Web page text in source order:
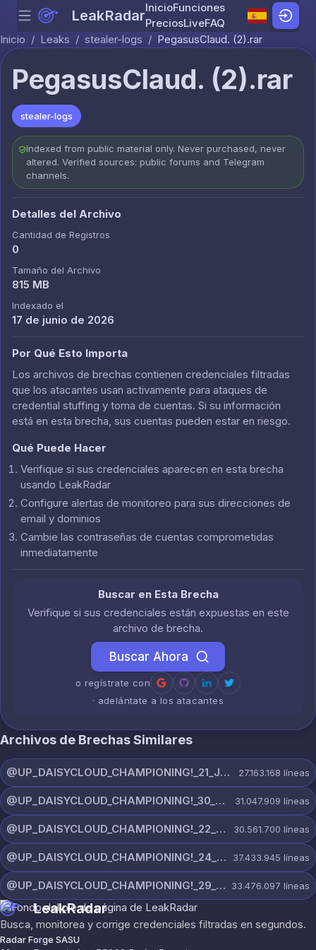
Skip to content
Menu LeakRadarInicioFunciones
PreciosLiveFAQ
Inicio / Leaks / stealer-logs / PegasusClaud. (2).rar
PegasusClaud. (2).rar
stealer-logs
Indexed from public material only. Never purchased, never
altered. Verified sources: public forums and Telegram
channels.
Detalles del Archivo
Cantidad de Registros
0
Tamaño del Archivo
815 MB
Indexado el
17 de junio de 2026
Por Qué Esto Importa
Los archivos de brechas contienen credenciales filtradas
que los atacantes usan activamente para ataques de
credential stuffing y toma de cuentas. Si su información
está en esta brecha, sus cuentas pueden estar en riesgo.
Qué Puede Hacer
Verifique si sus credenciales aparecen en esta brecha
usando LeakRadar
Configure alertas de monitoreo para sus direcciones de
email y dominios
Cambie las contraseñas de cuentas comprometidas
inmediatamente
Buscar en Esta Brecha
Verifique si sus credenciales están expuestas en este
archivo de brecha.
Buscar Ahora
o regístrate con
· adelántate a los atacantes
Archivos de Brechas Similares
@UP_DAISYCLOUD_CHAMPIONING!_21_JULY_5150_ON_CHANNEL.rar 27.163.168 líneas
@UP_DAISYCLOUD_CHAMPIONING!_30_JULY_5378_ON_CHANNEL.rar 31.047.909 líneas
@UP_DAISYCLOUD_CHAMPIONING!_22_JULY_5828_ON_CHANNEL.rar 30.561.700 líneas
@UP_DAISYCLOUD_CHAMPIONING!_24_JULY_5440_ON_CHANNEL.rar 37.433.945 líneas
@UP_DAISYCLOUD_CHAMPIONING!_29_JULY_5829_ON_CHANNEL.rar 33.476.097 líneas
LeakRadar
Busca, monitorea y corrige credenciales filtradas en segundos.
Radar Forge SASU